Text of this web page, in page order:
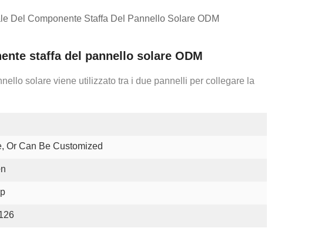
Del Componente Staffa Del Pannello Solare ODM
staffa del pannello solare ODM
solare viene utilizzato tra i due pannelli per collegare la
Or Can Be Customized